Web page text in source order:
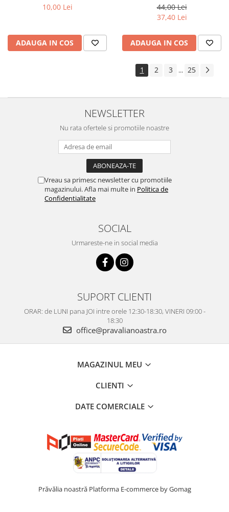
10,00 Lei
ADAUGA IN COS
44,00 Lei
37,40 Lei
ADAUGA IN COS
1 2 3 ... 25
NEWSLETTER
Nu rata ofertele si promotiile noastre
Vreau sa primesc newsletter cu promotiile
magazinului. Afla mai multe in Politica de
Confidentialitate
SOCIAL
Urmareste-ne in social media
SUPORT CLIENTI
ORAR: de LUNI pana JOI intre orele 12:30-18:30, VINERI 09:00 -
18:30
office@pravalianoastra.ro
MAGAZINUL MEU
CLIENTI
DATE COMERCIALE
Prăvălia noastră Platforma E-commerce by Gomag